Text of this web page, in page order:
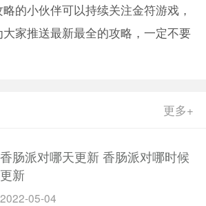
的小伙伴可以持续关注金符游戏，
家推送最新最全的攻略，一定不要
更多+
香肠派对哪天更新 香肠派对哪时候
更新
2022-05-04